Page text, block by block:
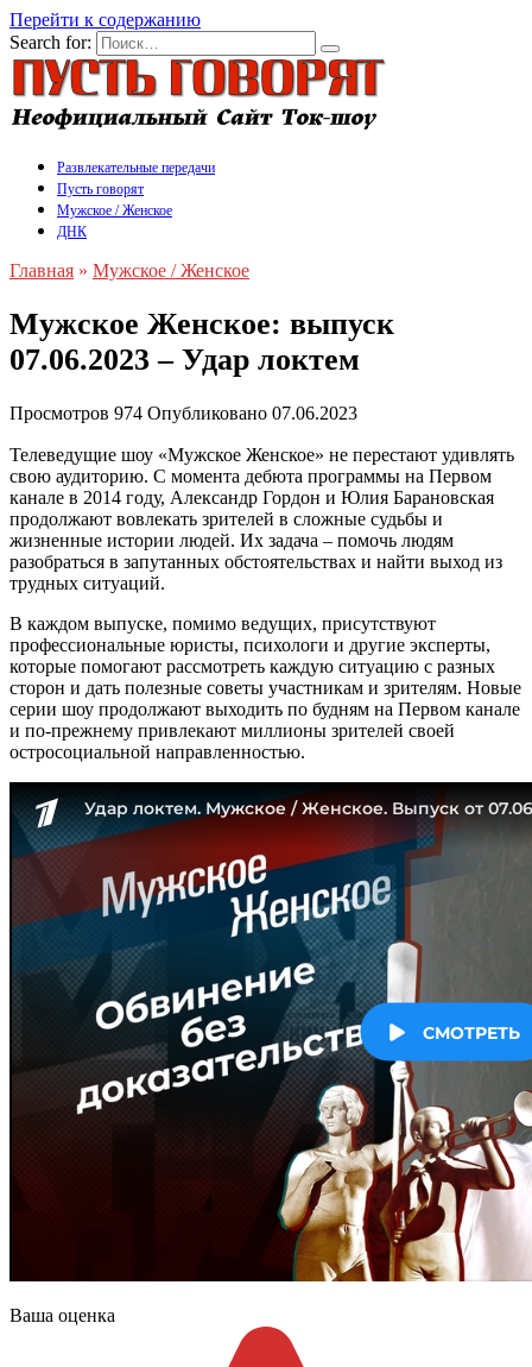
Перейти к содержанию
Search for:
Развлекательные передачи
Пусть говорят
Мужское / Женское
ДНК
Главная » Мужское / Женское
Мужское Женское: выпуск
07.06.2023 – Удар локтем
Просмотров 974 Опубликовано 07.06.2023
Телеведущие шоу «Мужское Женское» не перестают удивлять
свою аудиторию. С момента дебюта программы на Первом
канале в 2014 году, Александр Гордон и Юлия Барановская
продолжают вовлекать зрителей в сложные судьбы и
жизненные истории людей. Их задача – помочь людям
разобраться в запутанных обстоятельствах и найти выход из
трудных ситуаций.
В каждом выпуске, помимо ведущих, присутствуют
профессиональные юристы, психологи и другие эксперты,
которые помогают рассмотреть каждую ситуацию с разных
сторон и дать полезные советы участникам и зрителям. Новые
серии шоу продолжают выходить по будням на Первом канале
и по-прежнему привлекают миллионы зрителей своей
остросоциальной направленностью.
Ваша оценка